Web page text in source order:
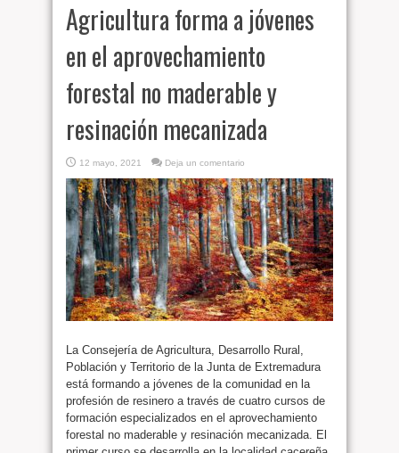
Agricultura forma a jóvenes
en el aprovechamiento
forestal no maderable y
resinación mecanizada
12 mayo, 2021 Deja un comentario
La Consejería de Agricultura, Desarrollo Rural,
Población y Territorio de la Junta de Extremadura
está formando a jóvenes de la comunidad en la
profesión de resinero a través de cuatro cursos de
formación especializados en el aprovechamiento
forestal no maderable y resinación mecanizada. El